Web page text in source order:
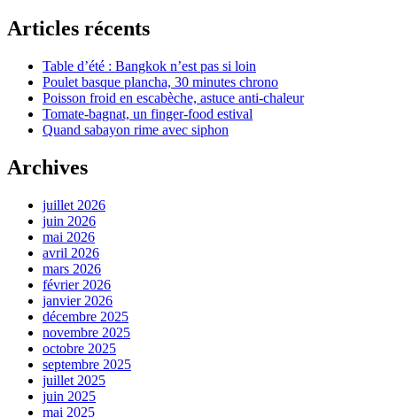
Articles récents
Table d’été : Bangkok n’est pas si loin
Poulet basque plancha, 30 minutes chrono
Poisson froid en escabèche, astuce anti-chaleur
Tomate-bagnat, un finger-food estival
Quand sabayon rime avec siphon
Archives
juillet 2026
juin 2026
mai 2026
avril 2026
mars 2026
février 2026
janvier 2026
décembre 2025
novembre 2025
octobre 2025
septembre 2025
juillet 2025
juin 2025
mai 2025